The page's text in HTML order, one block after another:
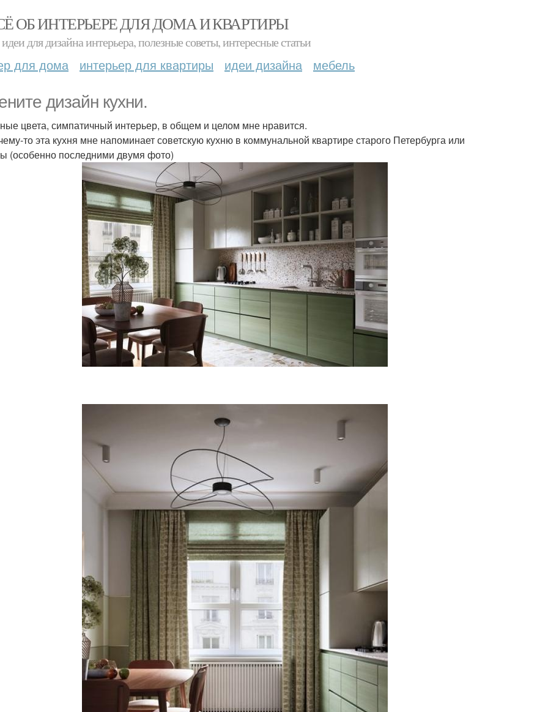
ОБ ИНТЕРЬЕРЕ ДЛЯ ДОМА И КВАРТИРЫ
для дизайна интерьера, полезные советы, интересные статьи
для дома интерьер для квартиры идеи дизайна мебель
дизайн кухни.
цвета, симпатичный интерьер, в общем и целом мне нравится.
то эта кухня мне напоминает советскую кухню в коммунальной квартире старого Петербурга или
(особенно последними двумя фото)